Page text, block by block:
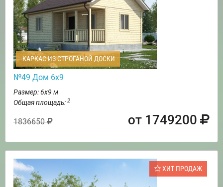
КАРКАС ИЗ СТРОГАНОЙ ДОСКИ
№49 Дом 6х9
Размер: 6х9 м
Общая площадь: 2
1836650 от 1749200
ХИТ ПРОДАЖ